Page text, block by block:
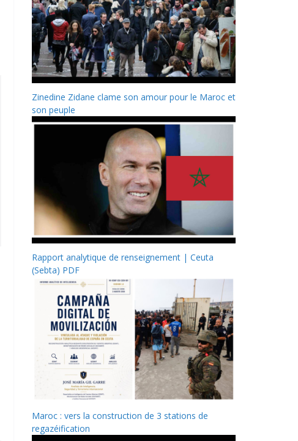
Zinedine Zidane clame son amour pour le Maroc et
son peuple
Rapport analytique de renseignement | Ceuta
(Sebta) PDF
Maroc : vers la construction de 3 stations de
regazéification